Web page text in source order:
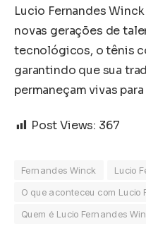
Lucio Fernandes
novas gerações de
tecnológicos, o tênis
garantindo que sua
permaneçam vivas
Post Views: 367
Fernandes Winck Lucio
O que aconteceu com Lucio
Quem é Lucio Fernandes